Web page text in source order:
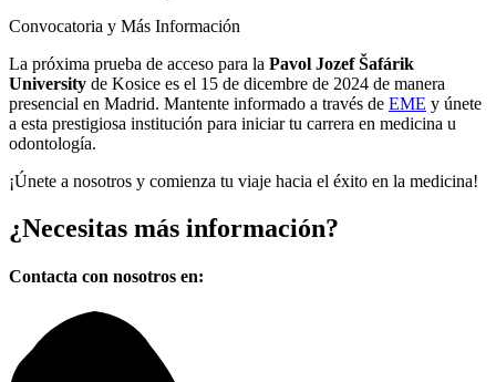
Convocatoria y Más Información
La próxima prueba de acceso para la Pavol Jozef Šafárik
University de Kosice es el 15 de dicembre de 2024 de manera
presencial en Madrid. Mantente informado a través de EME y únete
a esta prestigiosa institución para iniciar tu carrera en medicina u
odontología.
¡Únete a nosotros y comienza tu viaje hacia el éxito en la medicina!
¿Necesitas más información?
Contacta con nosotros en: